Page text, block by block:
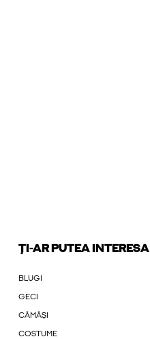
ȚI-AR PUTEA INTERESA
BLUGI
GECI
CĂMĂȘI
COSTUME